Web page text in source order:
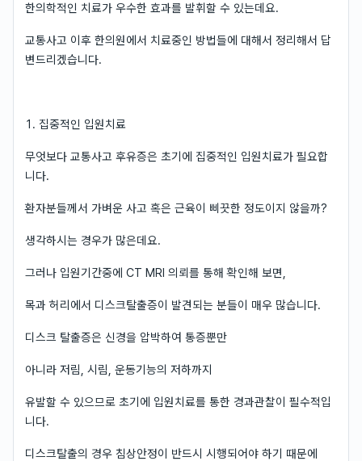
한의학적인 치료가 우수한 효과를 발휘할 수 있는데요.
교통사고 이후 한의원에서 치료중인 방법들에 대해서 정리해서 답
변드리겠습니다.
1. 집중적인 입원치료
무엇보다 교통사고 후유증은 초기에 집중적인 입원치료가 필요합
니다.
환자분들께서 가벼운 사고 혹은 근육이 삐끗한 정도이지 않을까?
생각하시는 경우가 많은데요.
그러나 입원기간중에 CT MRI 의뢰를 통해 확인해 보면,
목과 허리에서 디스크탈출증이 발견되는 분들이 매우 많습니다.
디스크 탈출증은 신경을 압박하여 통증뿐만
아니라 저림, 시림, 운동기능의 저하까지
유발할 수 있으므로 초기에 입원치료를 통한 경과관찰이 필수적입
니다.
디스크탈출의 경우 침상안정이 반드시 시행되어야 하기 때문에